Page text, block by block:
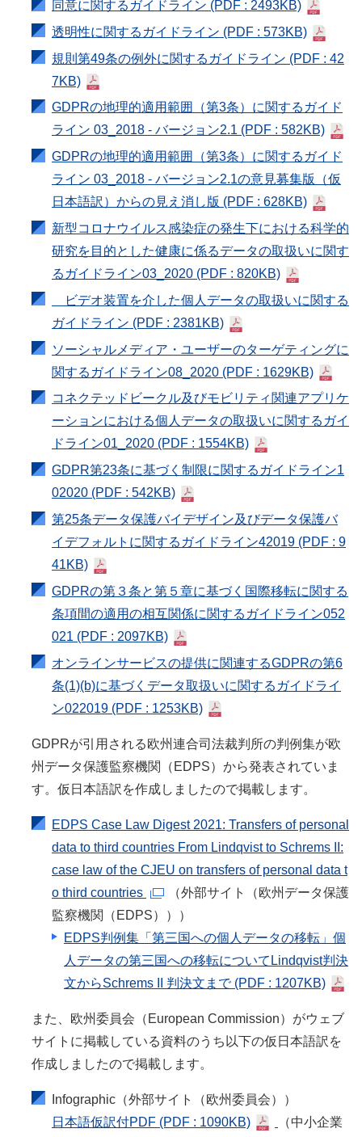
同意に関するガイドライン (PDF : 2493KB)
透明性に関するガイドライン (PDF : 573KB)
規則第49条の例外に関するガイドライン (PDF : 42
7KB)
GDPRの地理的適用範囲（第3条）に関するガイド
ライン 03_2018 - バージョン2.1 (PDF : 582KB)
GDPRの地理的適用範囲（第3条）に関するガイド
ライン 03_2018 - バージョン2.1の意見募集版（仮
日本語訳）からの見え消し版 (PDF : 628KB)
新型コロナウイルス感染症の発生下における科学的
研究を目的とした健康に係るデータの取扱いに関す
るガイドライン03_2020 (PDF : 820KB)
ビデオ装置を介した個人データの取扱いに関する
ガイドライン (PDF : 2381KB)
ソーシャルメディア・ユーザーのターゲティングに
関するガイドライン08_2020 (PDF : 1629KB)
コネクテッドビークル及びモビリティ関連アプリケ
ーションにおける個人データの取扱いに関するガイ
ドライン01_2020 (PDF : 1554KB)
GDPR第23条に基づく制限に関するガイドライン1
02020 (PDF : 542KB)
第25条データ保護バイデザイン及びデータ保護バ
イデフォルトに関するガイドライン42019 (PDF : 9
41KB)
GDPRの第３条と第５章に基づく国際移転に関する
条項間の適用の相互関係に関するガイドライン052
021 (PDF : 2097KB)
オンラインサービスの提供に関連するGDPRの第6
条(1)(b)に基づくデータ取扱いに関するガイドライ
ン022019 (PDF : 1253KB)
GDPRが引用される欧州連合司法裁判所の判例集が欧
州データ保護監察機関（EDPS）から発表されていま
す。仮日本語訳を作成しましたので掲載します。
EDPS Case Law Digest 2021: Transfers of personal
data to third countries From Lindqvist to Schrems II:
case law of the CJEU on transfers of personal data t
o third countries
（外部サイト（欧州データ保護
監察機関（EDPS）））
EDPS判例集「第三国への個人データの移転」個
人データの第三国への移転について Lindqvist判決
文からSchrems II 判決文まで (PDF : 1207KB)
また、欧州委員会（ European Commission）がウェブ
サイトに掲載している資料のうち以下の仮日本語訳を
作成しましたので掲載します。
Infographic（外部サイト（欧州委員会））
日本語仮訳付PDF (PDF : 1090KB)
（中小企業